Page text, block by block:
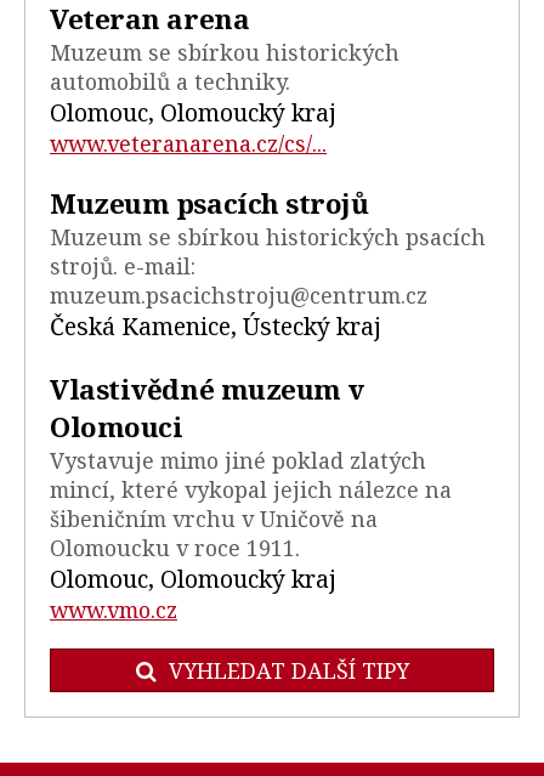
Veteran arena
Muzeum se sbírkou historických
automobilů a techniky.
Olomouc, Olomoucký kraj
www.veteranarena.cz/cs/...
Muzeum psacích strojů
Muzeum se sbírkou historických psacích
strojů. e-mail:
muzeum.psacichstroju@centrum.cz
Česká Kamenice, Ústecký kraj
Vlastivědné muzeum v
Olomouci
Vystavuje mimo jiné poklad zlatých
mincí, které vykopal jejich nálezce na
šibeničním vrchu v Uničově na
Olomoucku v roce 1911.
Olomouc, Olomoucký kraj
www.vmo.cz
VYHLEDAT DALŠÍ TIPY